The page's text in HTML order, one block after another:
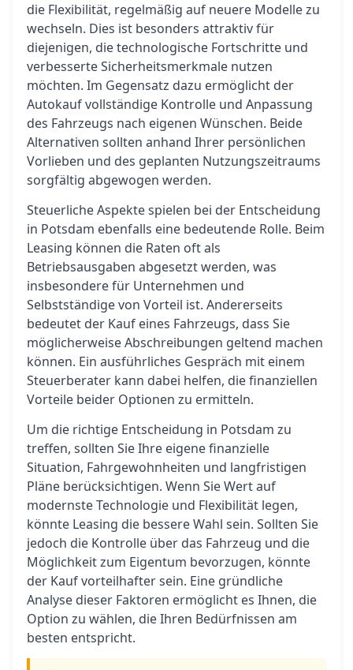
die Flexibilität, regelmäßig auf neuere Modelle zu
wechseln. Dies ist besonders attraktiv für
diejenigen, die technologische Fortschritte und
verbesserte Sicherheitsmerkmale nutzen
möchten. Im Gegensatz dazu ermöglicht der
Autokauf vollständige Kontrolle und Anpassung
des Fahrzeugs nach eigenen Wünschen. Beide
Alternativen sollten anhand Ihrer persönlichen
Vorlieben und des geplanten Nutzungszeitraums
sorgfältig abgewogen werden.
Steuerliche Aspekte spielen bei der Entscheidung
in Potsdam ebenfalls eine bedeutende Rolle. Beim
Leasing können die Raten oft als
Betriebsausgaben abgesetzt werden, was
insbesondere für Unternehmen und
Selbstständige von Vorteil ist. Andererseits
bedeutet der Kauf eines Fahrzeugs, dass Sie
möglicherweise Abschreibungen geltend machen
können. Ein ausführliches Gespräch mit einem
Steuerberater kann dabei helfen, die finanziellen
Vorteile beider Optionen zu ermitteln.
Um die richtige Entscheidung in Potsdam zu
treffen, sollten Sie Ihre eigene finanzielle
Situation, Fahrgewohnheiten und langfristigen
Pläne berücksichtigen. Wenn Sie Wert auf
modernste Technologie und Flexibilität legen,
könnte Leasing die bessere Wahl sein. Sollten Sie
jedoch die Kontrolle über das Fahrzeug und die
Möglichkeit zum Eigentum bevorzugen, könnte
der Kauf vorteilhafter sein. Eine gründliche
Analyse dieser Faktoren ermöglicht es Ihnen, die
Option zu wählen, die Ihren Bedürfnissen am
besten entspricht.